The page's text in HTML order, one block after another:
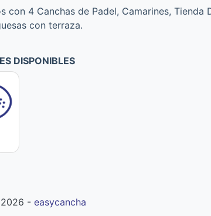
con 4 Canchas de Padel, Camarines, Tienda
con terraza.
DISPONIBLES
2026 - easycancha